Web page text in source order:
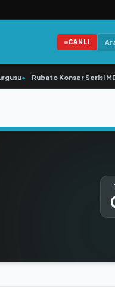
CANLI
• Rubato Konser Serisi